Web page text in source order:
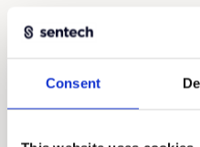
Consent